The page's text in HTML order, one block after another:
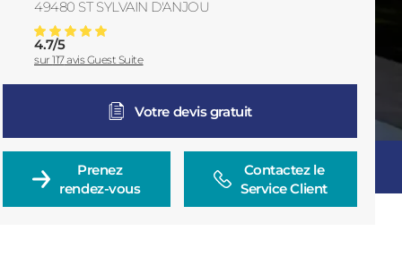
Consulter
49480 ST SYLVAIN D'ANJOU
France
Pose De Fenêtres Pvc à Angers
Note moyenne :
4.7/5
sur117avis Guest Suite
Votre devis gratuit
Prenez
rendez-vous
Contactez le
Service Client